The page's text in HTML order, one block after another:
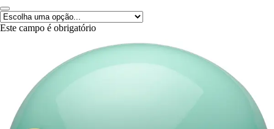
Este campo é obrigatório